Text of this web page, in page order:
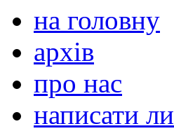
на головну
архів
про нас
написати